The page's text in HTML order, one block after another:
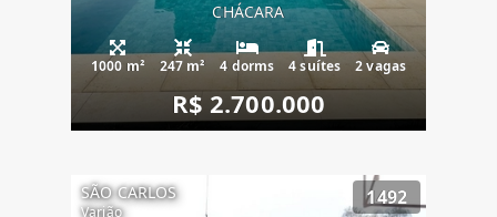
CHÁCARA
1000 m² 247 m² 4 dorms 4 suítes 2 vagas
R$ 2.700.000
SÃO CARLOS
Varjão
1492